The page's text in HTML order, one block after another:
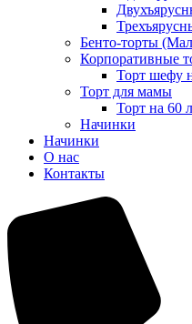
Бенто-торты
Корпоративные
Торт шефу
Торт для мамы
Торт на 60
Начинки
Начинки
О нас
Контакты